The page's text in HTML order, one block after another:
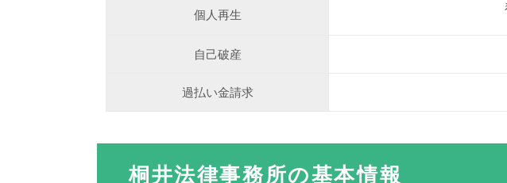
個人再生
自己破産
過払い金請求
桐井法律事務所の基本情報